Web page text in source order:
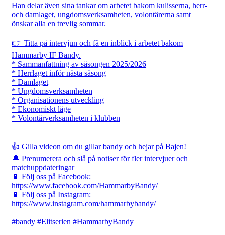
Han delar även sina tankar om arbetet bakom kulisserna, herr-
och damlaget, ungdomsverksamheten, volontärerna samt
önskar alla en trevlig sommar.
👉 Titta på intervjun och få en inblick i arbetet bakom
Hammarby IF Bandy.
* Sammanfattning av säsongen 2025/2026
* Herrlaget inför nästa säsong
* Damlaget
* Ungdomsverksamheten
* Organisationens utveckling
* Ekonomiskt läge
* Volontärverksamheten i klubben
👍 Gilla videon om du gillar bandy och hejar på Bajen!
🔔 Prenumerera och slå på notiser för fler intervjuer och
matchuppdateringar
📱 Följ oss på Facebook:
https://www.facebook.com/HammarbyBandy/
📱 Följ oss på Instagram:
https://www.instagram.com/hammarbybandy/
#bandy #Elitserien #HammarbyBandy